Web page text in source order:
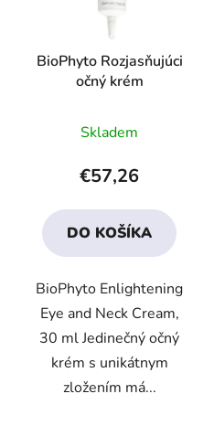
BioPhyto Rozjasňujúci
očný krém
hodnotenie
produktu
je
3,8
z
hviezdičiek.
Skladem
€57,26
DO KOŠÍKA
BioPhyto Enlightening
Eye and Neck Cream,
30 ml Jedinečný očný
krém s unikátnym
zložením má...